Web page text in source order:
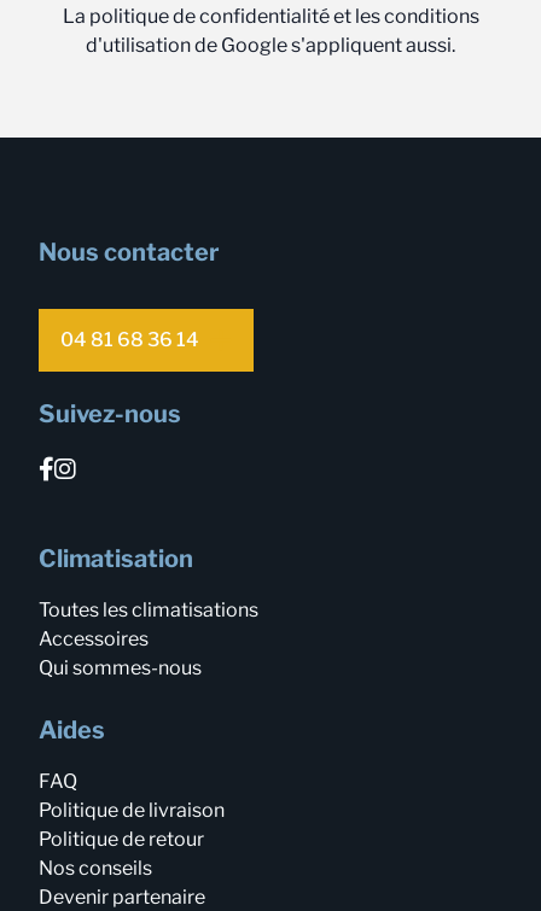
La politique de confidentialité et les conditions
d'utilisation de Google s'appliquent aussi.
Nous contacter
04 81 68 36 14
Suivez-nous
Climatisation
Toutes les climatisations
Accessoires
Qui sommes-nous
Aides
FAQ
Politique de livraison
Politique de retour
Nos conseils
Devenir partenaire